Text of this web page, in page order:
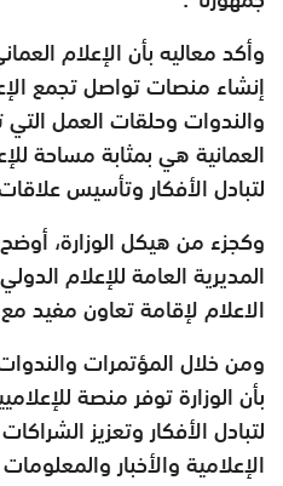
وأكد معاليه بأن الإعلام
إنشاء منصات تواصل تجمع
والندوات وحلقات العمل
العمانية هي بمثابة مساحة
لتبادل الأفكار وتأسيس
وكجزء من هيكل الوزارة،
المديرية العامة للإعلام
الاعلام لإقامة تعاون مفيد مع
ومن خلال المؤتمرات
بأن الوزارة توفر منصة
لتبادل الأفكار وتعزيز
الإعلامية والأخبار